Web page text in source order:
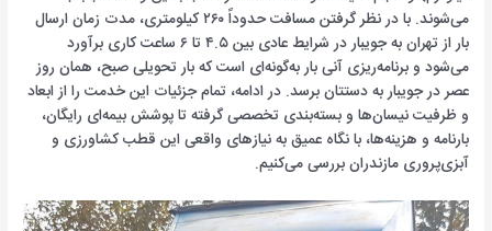
می‌شوند. با در نظر گرفتن مسافت حدوداً ۲۶۰ کیلومتری، مدت زمان ارسال
بار از تهران به جویبار در شرایط عادی بین ۴.۵ تا ۶ ساعت کاری برآورد
می‌شود و برنامه‌ریزی آنی بار به‌گونه‌ای است که بار تحویلی صبح، همان روز
عصر در جویبار به دستتان برسد. در ادامه، تمام جزئیات این خدمت را از ابعاد
و ظرفیت نیسان‌ها و بسته‌بندی تخصصی گرفته تا پوشش بیمه‌ای رایگان،
بارنامه و هزینه‌ها، با نگاه عمیق به نیازهای واقعی این قطب کشاورزی و
آبزی‌پروری مازندران بررسی می‌کنیم.